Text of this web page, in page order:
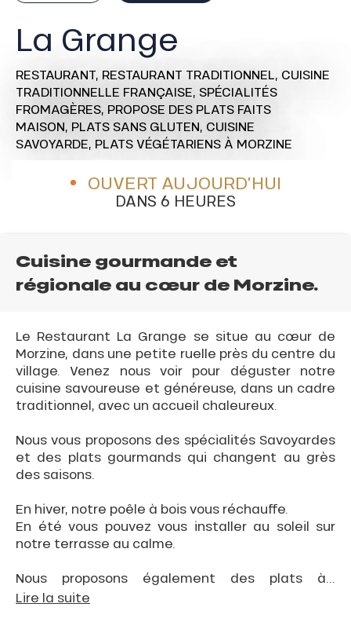
La Grange
RESTAURANT, RESTAURANT TRADITIONNEL, CUISINE
TRADITIONNELLE FRANÇAISE, SPÉCIALITÉS
FROMAGÈRES, PROPOSE DES PLATS FAITS
MAISON, PLATS SANS GLUTEN, CUISINE
SAVOYARDE, PLATS VÉGÉTARIENS À MORZINE
OUVERT AUJOURD'HUI
DANS 6 HEURES
Cuisine gourmande et
régionale au cœur de Morzine.
Le Restaurant La Grange se situe au cœur de
Morzine, dans une petite ruelle près du centre du
village. Venez nous voir pour déguster notre
cuisine savoureuse et généreuse, dans un cadre
traditionnel, avec un accueil chaleureux.
Nous vous proposons des spécialités Savoyardes
et des plats gourmands qui changent au grès
des saisons.
En hiver, notre poêle à bois vous réchauffe.
En été vous pouvez vous installer au soleil sur
notre terrasse au calme.
Nous proposons également des plats à...
Lire la suite